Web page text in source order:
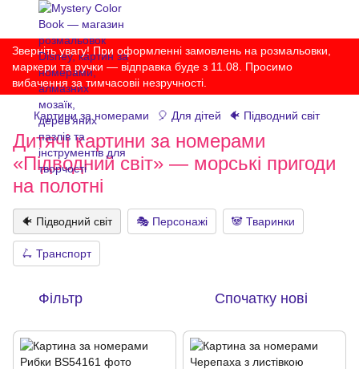
Зверніть увагу! При оформленні замовлень на розмальовки,
маркери та ручки — відправка буде з 11.08. Просимо
вибачення за тимчасовіі незручності.
Картини за номерами 🎈 Для дітей 🐠 Підводний світ
Дитячі картини за номерами
«Підводний світ» — морські пригоди
на полотні
🐠 Підводний світ 🎭 Персонажі 🐼 Тваринки
🛴 Транспорт
Фільтр Спочатку нові